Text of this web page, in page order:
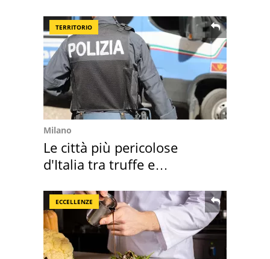
TERRITORIO
Milano
Le città più pericolose
d'Italia tra truffe e
ECCELLENZE